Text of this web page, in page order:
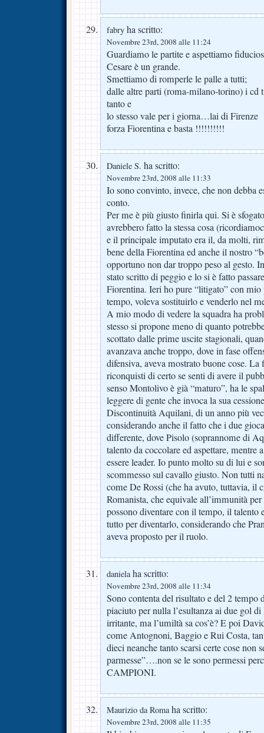
fabry ha scritto:
Novembre 23rd, 2008 alle 11:24
Guardiamo le partite e aspettiamo
Cesare è un grande.
Smettiamo di romperle le palle a tutti;
dalle altre parti (roma-milano-torino) i cd
tanto e
lo stesso vale per i giorna…lai di Firenze
forza Fiorentina e basta !!!!!!!!!!
Daniele S. ha scritto:
Novembre 23rd, 2008 alle 11:33
Io sono convinto, invece, che non debba
conto.
Per me è più giusto finirla qui. Si è
avrebbero fatto la stessa cosa
e il principale imputato era il, da molti,
bene della Fiorentina ed anche il nostro
opportuno non dar troppo peso al gesto.
stato scritto di peggio e lo si è fatto
Fiorentina. Ieri ho pure “litigato” con
tempo, voleva sostituirlo e venderlo nel
A mio modo di vedere la squadra ha
stesso si propone meno di quanto
scottato dalle prime uscite stagionali,
avanzava anche troppo, dove in fase
difensiva, aveva mostrato buone cose.
riconquisti di certo se senti di avere il
senso Montolivo è già “maturo”, ha le
leggere di gente che invoca la sua
Discontinuità Aquilani, di un anno più
considerando anche il fatto che i due
differente, dove Pisolo (soprannome di
talento da coccolare ed aspettare, mentre
essere leader. Io punto molto su di lui e
scommesso sul cavallo giusto. Non tutti
come De Rossi (che ha avuto, tuttavia, il
Romanista, che equivale all’immunità
possono diventare con il tempo, il talento
tutto per diventarlo, considerando che
aveva proposto per il ruolo.
danielaha scritto:
Novembre 23rd, 2008 alle 11:34
Sono contenta del risultato e del 2 tempo
piaciuto per nulla l’esultanza ai due gol
irritante, ma l’umiltà sa cos’è? E poi
come Antognoni, Baggio e Rui Costa,
dieci neanche tanto scarsi certe cose non
parmesse”….non se le sono permessi
CAMPIONI.
Maurizio da Romaha scritto:
Novembre 23rd, 2008 alle 11:35